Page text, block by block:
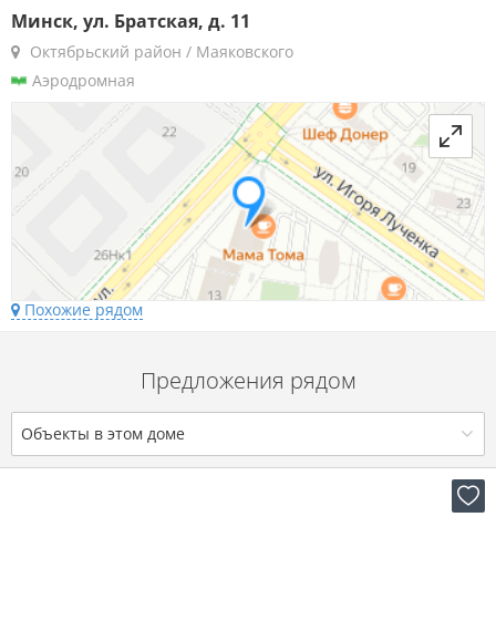
Минск, ул. Братская, д. 11
Октябрьский район / Маяковского
Аэродромная
Похожие рядом
Предложения рядом
Объекты в этом доме